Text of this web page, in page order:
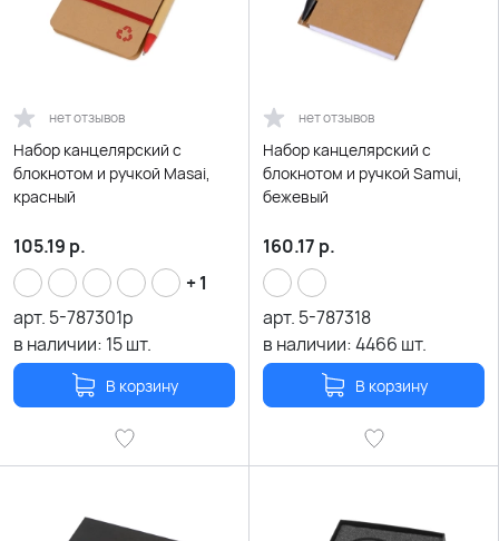
нет отзывов
Набор канцелярский с
блокнотом и ручкой Masai,
красный
105.19 р.
+ 1
арт. 5-787301p
в наличии: 15шт.
В корзину
нет отзывов
Набор канцелярский с
блокнотом и ручкой Samui,
бежевый
160.17 р.
арт. 5-787318
в наличии:4466 шт.
В корзину